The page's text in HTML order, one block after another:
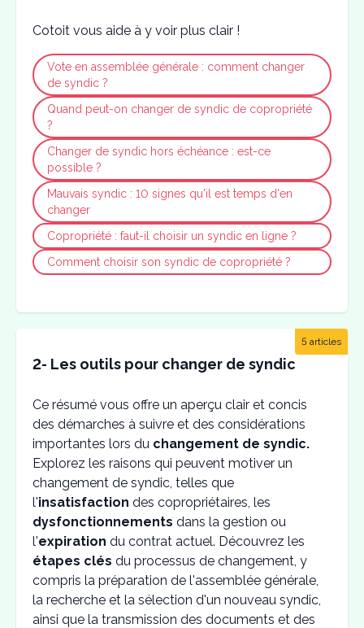
Cotoit vous aide à y voir plus clair !
Vote en assemblée générale : comment changer
de syndic ?
Quand peut-on changer de syndic de copropriété
?
Changer de syndic hors échéance : est-ce
possible ?
Mauvais syndic : 10 signes qu'il est temps d'en
changer
Copropriété : faut-il choisir un syndic en ligne ?
Comment choisir son syndic de copropriété ?
5 articles
2- Les outils pour changer de syndic
Ce résumé vous offre un aperçu clair et concis
des démarches à suivre et des considérations
importantes lors du changement de syndic.
Explorez les raisons qui peuvent motiver un
changement de syndic, telles que
l'insatisfaction des copropriétaires, les
dysfonctionnements dans la gestion ou
l'expiration du contrat actuel. Découvrez les
étapes clés du processus de changement, y
compris la préparation de l'assemblée générale,
la recherche et la sélection d'un nouveau syndic,
ainsi que la transmission des documents et des